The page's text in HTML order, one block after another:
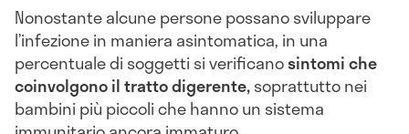
Nonostante alcune persone possano sviluppare
l’infezione in maniera asintomatica, in una
percentuale di soggetti si verificanosintomi che
coinvolgono il tratto digerente,soprattutto nei
bambini più piccoli che hanno un sistema